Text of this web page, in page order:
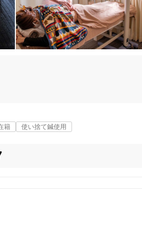
往療あり
お一人おひとりにあった体調にあった治療方
受けいただける治療方法です。
籍 使い捨て鍼使用
見た」